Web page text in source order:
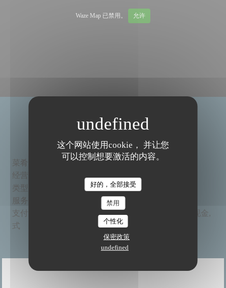
这个网站使用cookie， 并让您
可以控制想要激活的内容。
好的，全部接受
禁用
个性化
保密政策
undefined
Waze Map 已禁用。 允许
菜肴
本地, , 有机, 自制, 新鲜产品
经营
类型
Bistronomic餐厅, 素食餐厅
服务
无线上网, 私人租用, 空调, 残疾人通道
支付方
式
Mobile payment, 没有联系, 欧洲卡/万事达卡, 现金,
The Friendly Kitchen